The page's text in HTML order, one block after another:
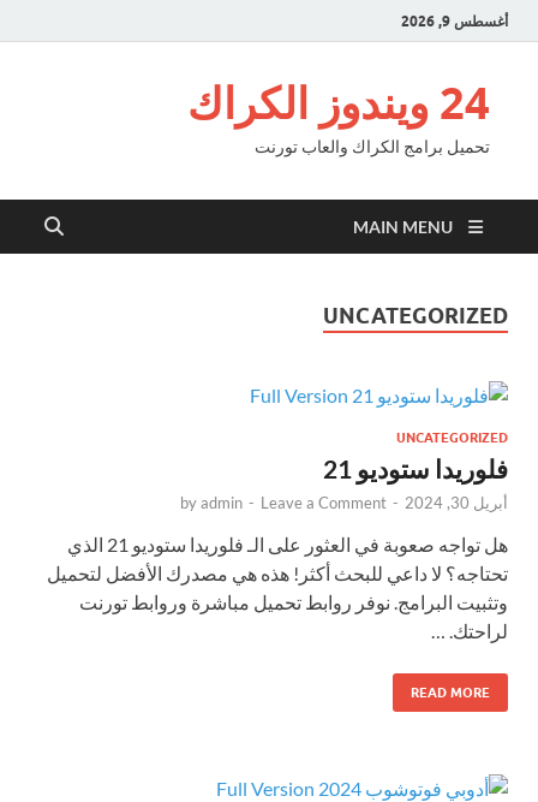
أغسطس 9, 2026
24 ويندوز الكراك
تحميل برامج الكراك والعاب تورنت
MAIN MENU
UNCATEGORIZED
UNCATEGORIZED
فلوريدا ستوديو 21
أبريل 30, 2024 -
byadmin - Leave a Comment
هل تواجه صعوبة في العثور على الـ فلوريدا ستوديو 21 الذي
تحتاجه؟ لا داعي للبحث أكثر! هذه هي مصدرك الأفضل لتحميل
وتثبيت البرامج. نوفر روابط تحميل مباشرة وروابط تورنت
لراحتك. …
READ MORE